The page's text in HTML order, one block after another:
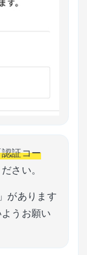
証コー
さい。
があります
うお願い